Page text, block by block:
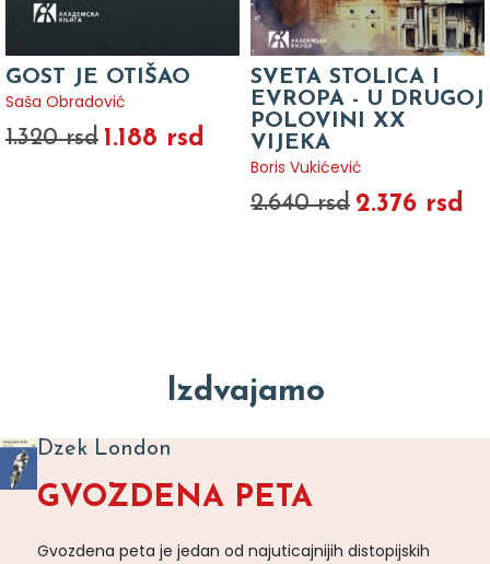
GOST JE OTIŠAO
Saša Obradović
1.320 rsd 1.188 rsd
SVETA STOLICA I
EVROPA - U DRUGOJ
POLOVINI XX
VIJEKA
Boris Vukićević
2.640 rsd 2.376 rsd
Izdvajamo
Dzek London
GVOZDENA PETA
Gvozdena peta je jedan od najuticajnijih distopijskih